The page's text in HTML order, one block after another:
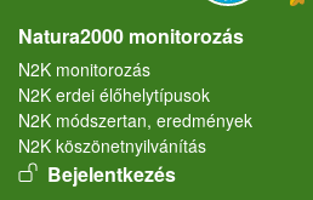
Natura2000 monitorozás
N2K monitorozás
N2K erdei élőhelytípusok
N2K módszertan, eredmények
N2K köszönetnyilvánítás
User account menu
Bejelentkezés